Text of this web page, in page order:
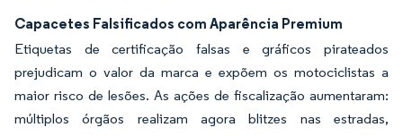
Capacetes Falsificados com Aparência Premium
Etiquetas de certificação falsas e gráficos pirateados
prejudicam o valor da marca e expõem os motociclistas a
maior risco de lesões. As ações de fiscalização aumentaram:
múltiplos órgãos realizam agora blitzes nas estradas,